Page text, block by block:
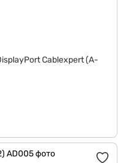
Cablexpert (A-